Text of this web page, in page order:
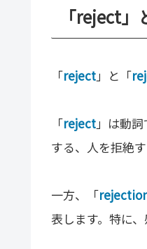
「reject
「reject」と「
「reject」は動
する、人を拒絶
一方、「
表します。特に